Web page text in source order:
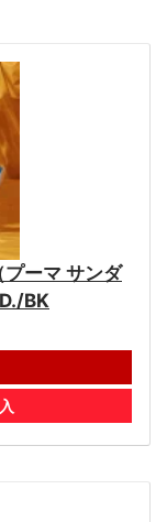
プーマ サンダ
BK